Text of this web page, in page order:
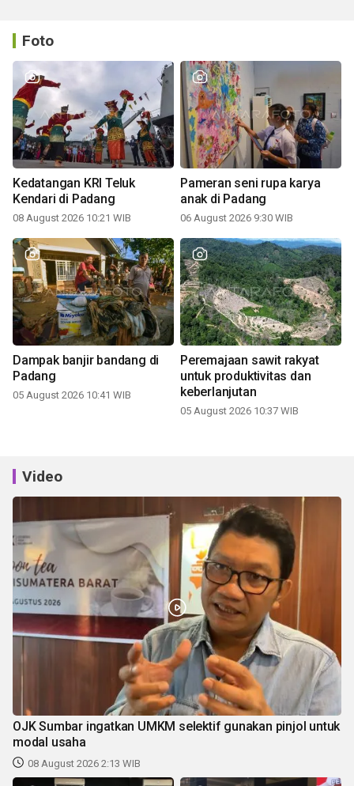
Foto
Kedatangan KRI Teluk
Kendari di Padang
08 August 2026 10:21 WIB
Pameran seni rupa karya
anak di Padang
06 August 2026 9:30 WIB
Dampak banjir bandang di
Padang
05 August 2026 10:41 WIB
Peremajaan sawit rakyat
untuk produktivitas dan
keberlanjutan
05 August 2026 10:37 WIB
Video
OJK Sumbar ingatkan UMKM selektif gunakan pinjol untuk
modal usaha
08 August 2026 2:13 WIB